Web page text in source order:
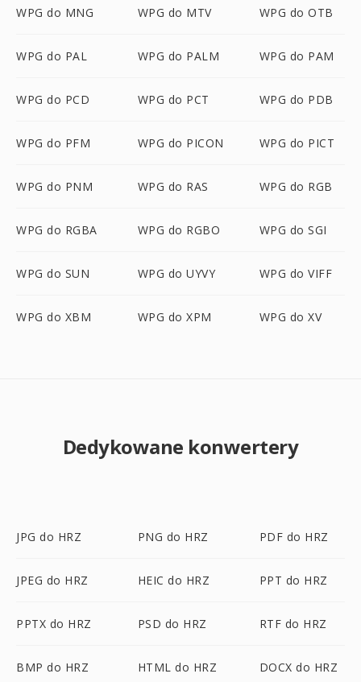
WPG do MNG WPG do MTV WPG do OTB
WPG do PAL WPG do PALM WPG do PAM
WPG do PCD WPG do PCT WPG do PDB
WPG do PFM WPG do PICON WPG do PICT
WPG do PNM WPG do RAS WPG do RGB
WPG do RGBA WPG do RGBO WPG do SGI
WPG do SUN WPG do UYVY WPG do VIFF
WPG do XBM WPG do XPM WPG do XV
Dedykowane konwertery
JPG do HRZ PNG do HRZ PDF do HRZ
JPEG do HRZ HEIC do HRZ PPT do HRZ
PPTX do HRZ PSD do HRZ RTF do HRZ
BMP do HRZ HTML do HRZ DOCX do HRZ